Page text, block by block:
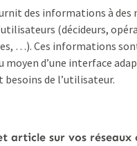
des informations à des
(décideurs,
…). Ces informations
moyen d’une interface
de l’utilisateur.
article sur vos réseaux